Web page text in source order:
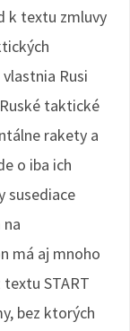
k textu zmluvy
Rusi
taktické
rakety a
o iba ich
susediace
má aj mnoho
START
bez ktorých